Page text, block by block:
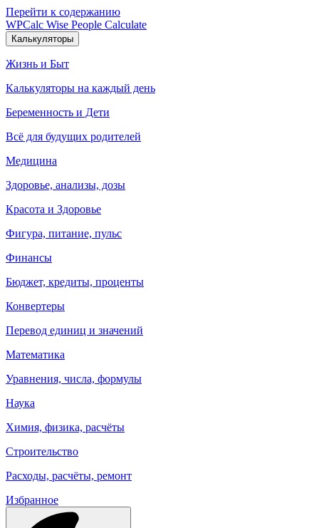
Перейти к содержанию
WPCalc Wise People Calculate
Калькуляторы
Жизнь и Быт
Калькуляторы на каждый день
Беременность и Дети
Всё для будущих родителей
Медицина
Здоровье, анализы, дозы
Красота и Здоровье
Фигура, питание, пульс
Финансы
Бюджет, кредиты, проценты
Конвертеры
Перевод единиц и значений
Математика
Уравнения, числа, формулы
Наука
Химия, физика, расчёты
Строительство
Расходы, расчёты, ремонт
Избранное